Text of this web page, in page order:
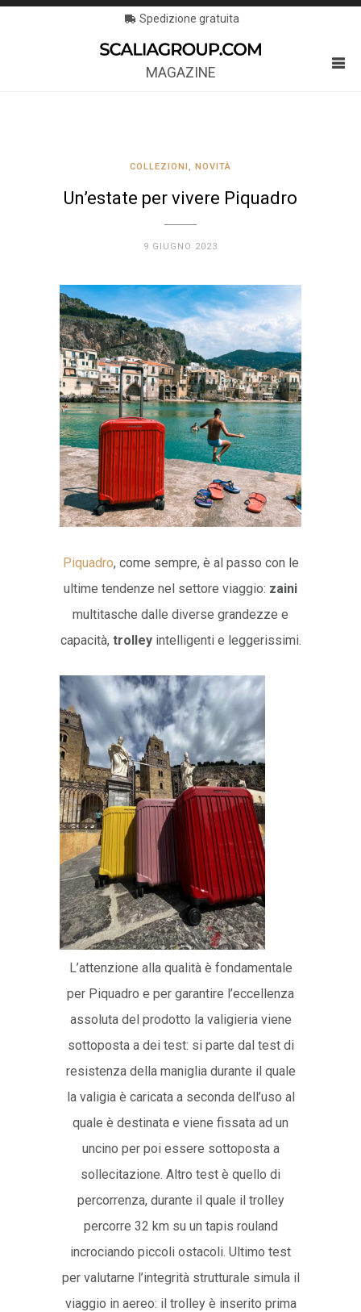
Spedizione gratuita
MAGAZINE
COLLEZIONI, NOVITÀ
Un’estate per vivere Piquadro
9 GIUGNO 2023
Piquadro, come sempre, è al passo con le
ultime tendenze nel settore viaggio: zaini
multitasche dalle diverse grandezze e
capacità, trolley intelligenti e leggerissimi.
L’attenzione alla qualità è fondamentale
per Piquadro e per garantire l’eccellenza
assoluta del prodotto la valigieria viene
sottoposta a dei test: si parte dal test di
resistenza della maniglia durante il quale
la valigia è caricata a seconda dell’uso al
quale è destinata e viene fissata ad un
uncino per poi essere sottoposta a
sollecitazione. Altro test è quello di
percorrenza, durante il quale il trolley
percorre 32 km su un tapis rouland
incrociando piccoli ostacoli. Ultimo test
per valutarne l’integrità strutturale simula il
viaggio in aereo: il trolley è inserito prima